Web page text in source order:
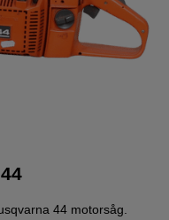
44 motorsåg.